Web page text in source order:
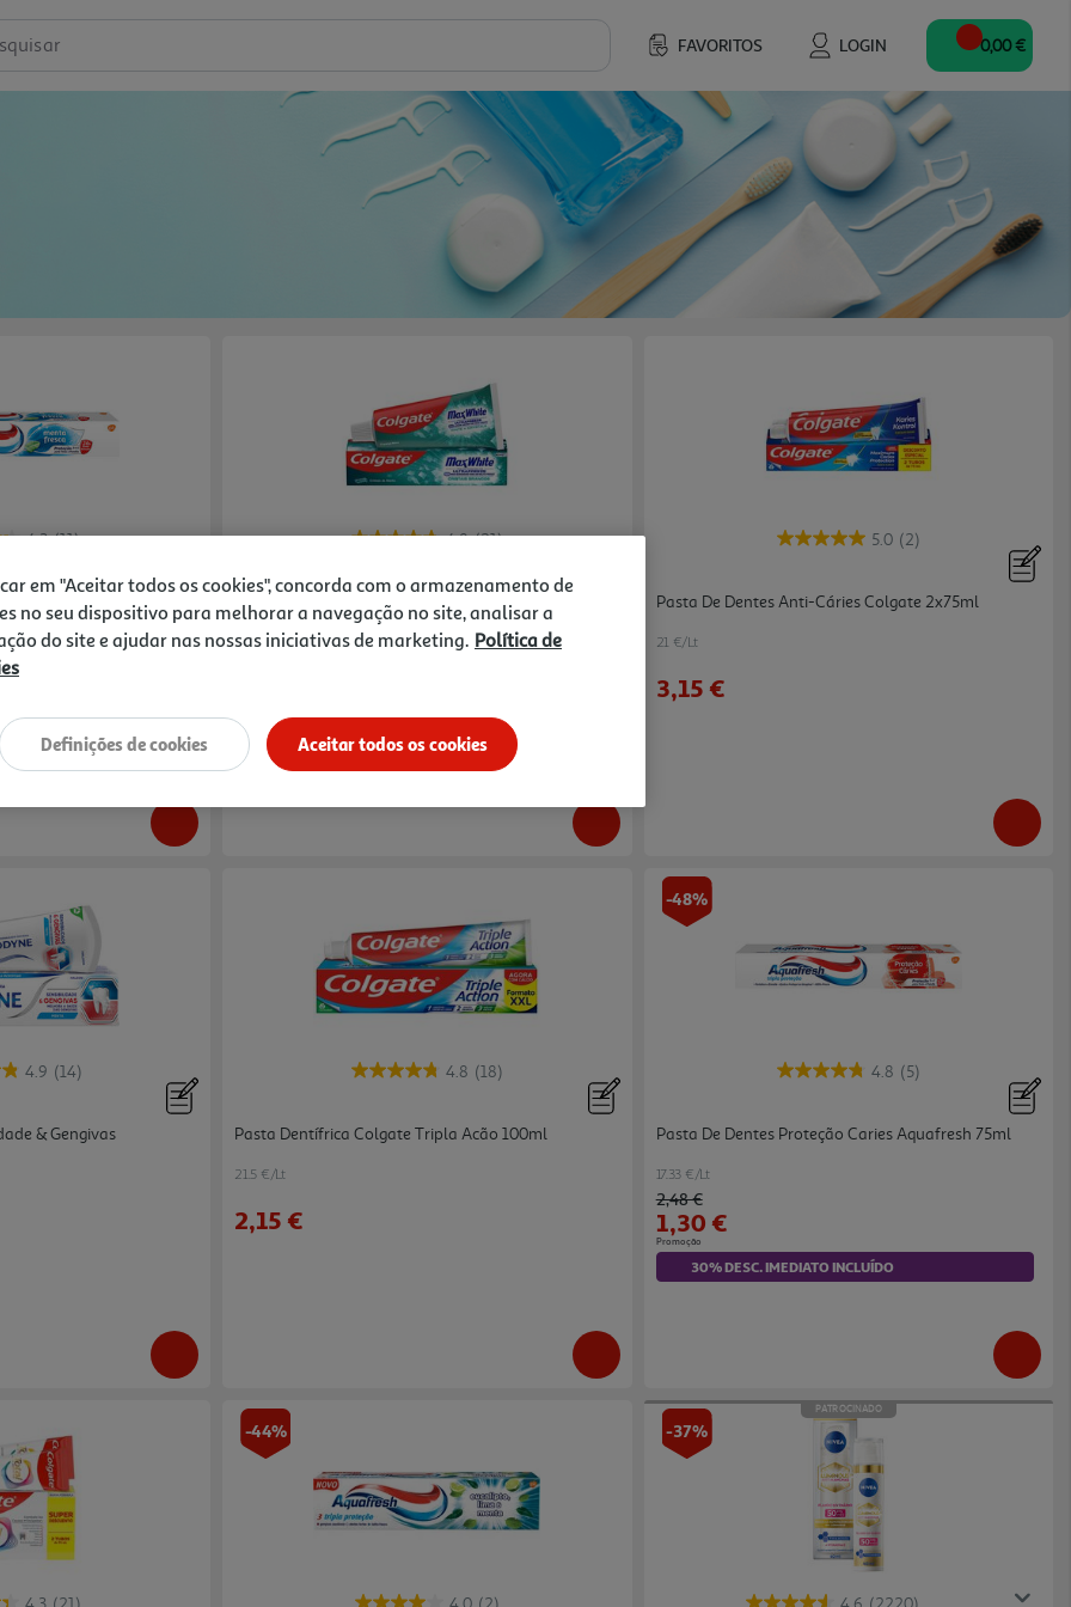
FAVORITOS LOGIN 0,00 €
4.3 (11)
Aquafresh 75ml
4.8 (21)
Pasta De Dentes Branqueadora Max White Colgate
75ml
28.8 €/Lt
5.0 (2)
Pasta De Dentes Anti-Cáries Colgate 2x75ml
21 €/Lt
3,15 €
4.9 (14)
& Gengivas
4.8 (18)
Pasta Dentífrica Colgate Tripla Acão 100ml
21.5 €/Lt
2,15 €
-48%
4.8 (5)
Pasta De Dentes Proteção Caries Aquafresh 75ml
17.33 €/Lt
Price reduced from
2,48 €to
1,30 €
Promoção
30% DESC. IMEDIATO INCLUÍDO
-44%
PATROCINADO
-37%
em "Aceitar todos os cookies", concorda com o armazenamento de
no seu dispositivo para melhorar a navegação no site, analisar a
do site e ajudar nas nossas iniciativas de marketing. Política de
Aceitar todos os cookies
Definições de cookies